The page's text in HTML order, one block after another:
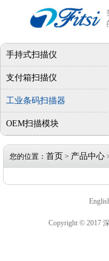
手持式扫描仪
支付箱扫描仪
工业条码扫描器
OEM扫描模块
您的位置： 首页 > 产品中心
Copyright © 2017